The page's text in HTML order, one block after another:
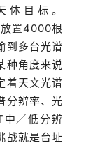
目标。
置4000根
到多台光谱
种角度来说
着天文光谱
分辨率、光
中／低分辨
战就是台址